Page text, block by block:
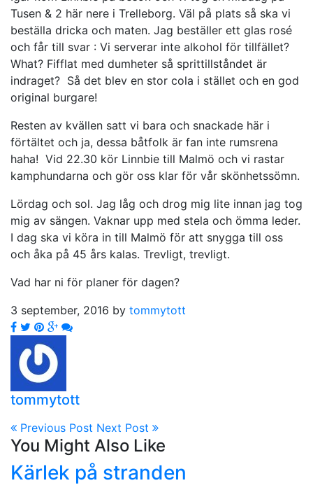
Tusen & 2 här nere i Trelleborg. Väl på plats så ska vi
beställa dricka och maten. Jag beställer ett glas rosé
och får till svar : Vi serverar inte alkohol för tillfället?
What? Fifflat med dumheter så sprittillståndet är
indraget? Så det blev en stor cola i stället och en god
original burgare!
Resten av kvällen satt vi bara och snackade här i
förtältet och ja, dessa båtfolk är fan inte rumsrena
haha! Vid 22.30 kör Linnbie till Malmö och vi rastar
kamphundarna och gör oss klar för vår skönhetssömn.
Lördag och sol. Jag låg och drog mig lite innan jag tog
mig av sängen. Vaknar upp med stela och ömma leder.
I dag ska vi köra in till Malmö för att snygga till oss
och åka på 45 års kalas. Trevligt, trevligt.
Vad har ni för planer för dagen?
3 september, 2016 by tommytott
tommytott
Previous Post Next Post
You Might Also Like
Kärlek på stranden